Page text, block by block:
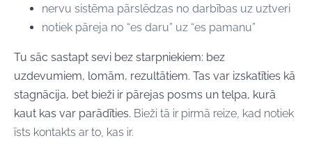
nervu sistēma pārslēdzas no darbības uz uztveri
notiek pāreja no “es daru” uz “es pamanu”
Tu sāc sastapt sevi bez starpniekiem: bez
uzdevumiem, lomām, rezultātiem. Tas var izskatīties kā
stagnācija, bet bieži ir pārejas posms un telpa, kurā
kaut kas var parādīties. Bieži tā ir pirmā reize, kad notiek
īsts kontakts ar to, kas ir.